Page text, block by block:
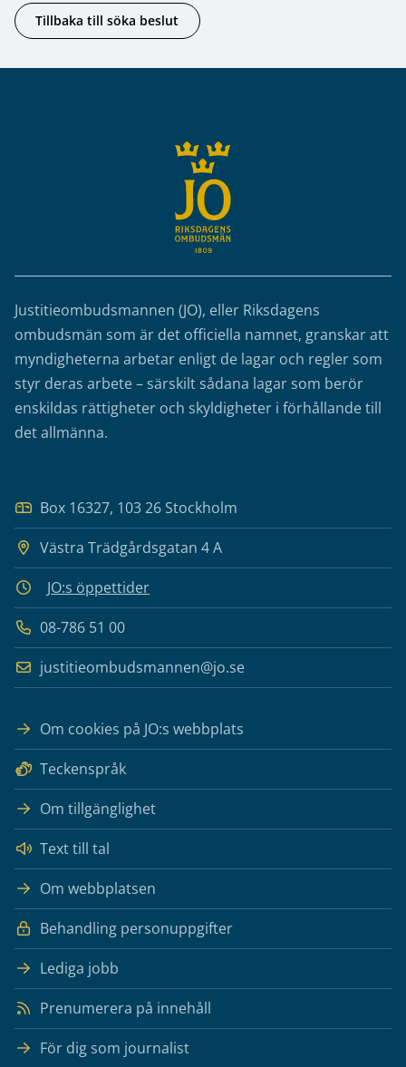
Tillbaka till söka beslut
Justitieombudsmannen (JO), eller Riksdagens
ombudsmän som är det officiella namnet, granskar att
myndigheterna arbetar enligt de lagar och regler som
styr deras arbete – särskilt sådana lagar som berör
enskildas rättigheter och skyldigheter i förhållande till
det allmänna.
Box 16327, 103 26 Stockholm
Västra Trädgårdsgatan 4 A
JO:s öppettider
08-786 51 00
justitieombudsmannen@jo.se
Om cookies på JO:s webbplats
Teckenspråk
Om tillgänglighet
Text till tal
Om webbplatsen
Behandling personuppgifter
Lediga jobb
Prenumerera på innehåll
För dig som journalist